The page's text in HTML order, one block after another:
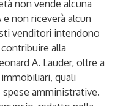
non vende alcuna
non riceverà alcun
venditori intendono
alla
A. Lauder, oltre a
quali
amministrative.